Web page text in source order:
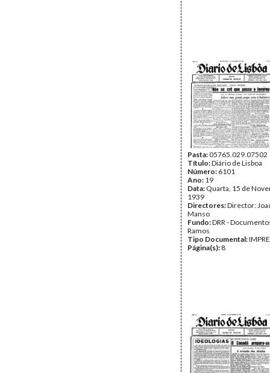
Pasta:05765.029.07502
Título:Diário de Lisboa
Número: 6101
Ano: 19
Data: Quarta, 15 de
1939
Directores:Director:
Manso
Fundo:DRR -
Ramos
Tipo Documental:
Página(s): 8